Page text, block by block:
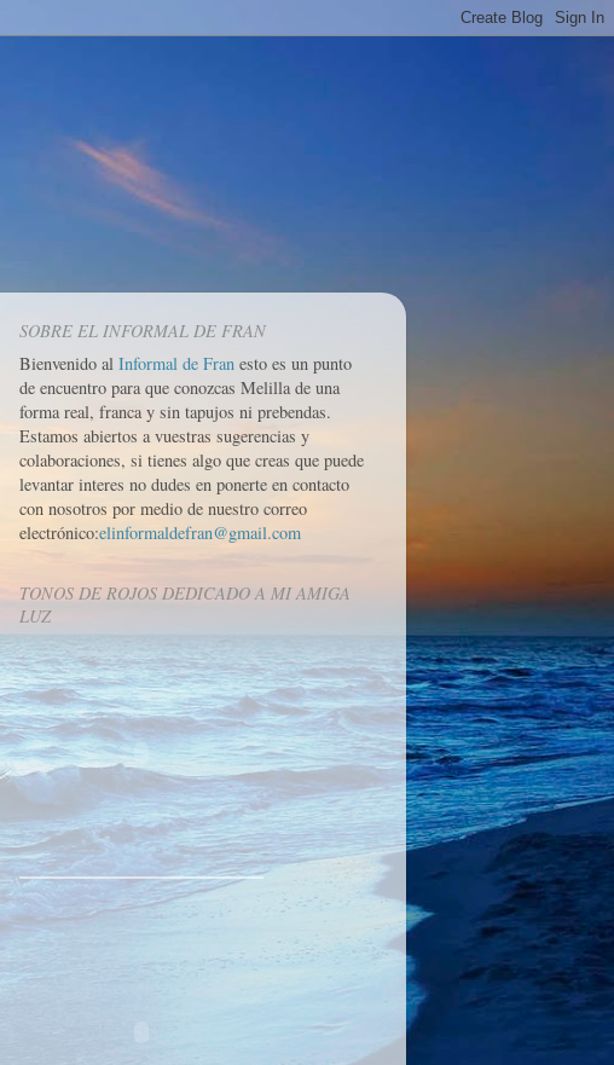
SOBRE EL INFORMAL DE FRAN
Bienvenido al Informal de Fran esto es un punto
de encuentro para que conozcas Melilla de una
forma real, franca y sin tapujos ni prebendas.
Estamos abiertos a vuestras sugerencias y
colaboraciones, si tienes algo que creas que puede
levantar interes no dudes en ponerte en contacto
con nosotros por medio de nuestro correo
electrónico:elinformaldefran@gmail.com
TONOS DE ROJOS DEDICADO A MI AMIGA
LUZ